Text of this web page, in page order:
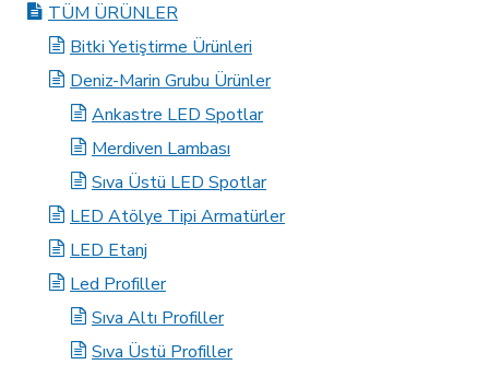
TÜM ÜRÜNLER
Bitki Yetiştirme Ürünleri
Deniz-Marin Grubu Ürünler
Ankastre LED Spotlar
Merdiven Lambası
Sıva Üstü LED Spotlar
LED Atölye Tipi Armatürler
LED Etanj
Led Profiller
Sıva Altı Profiller
Sıva Üstü Profiller